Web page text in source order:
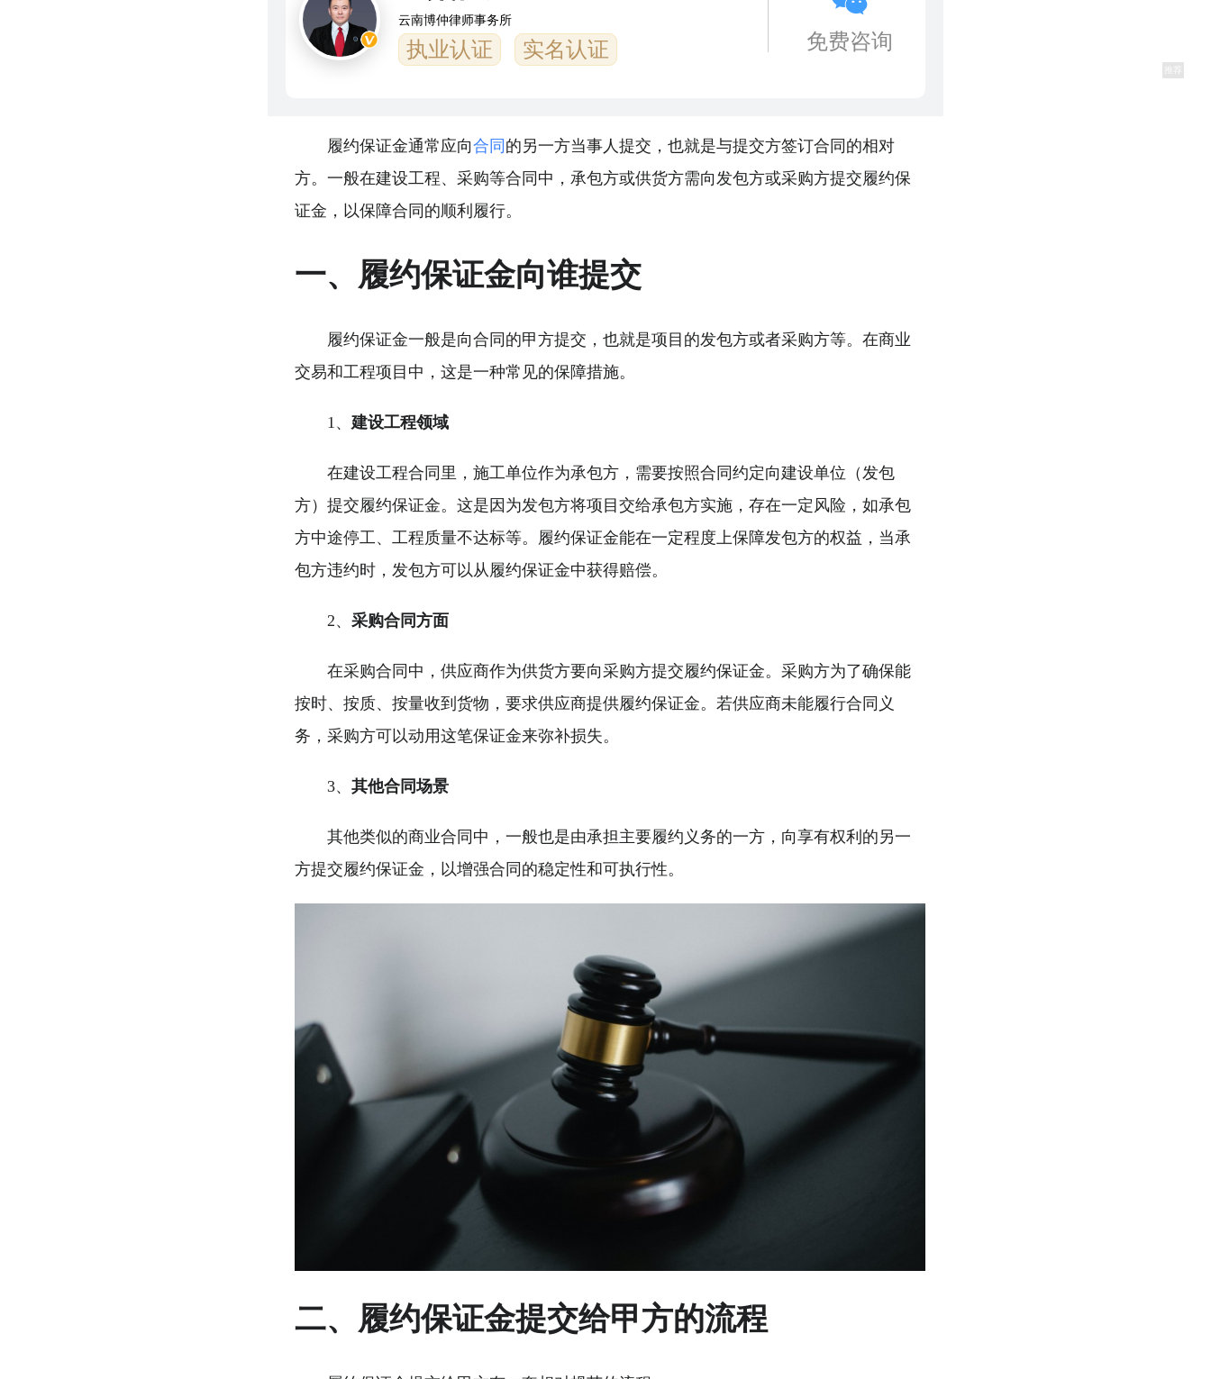
云南博仲律师事务所
执业认证 实名认证 免费咨询
履约保证金通常应向合同 的另一方当事人提交，也就是与提交方签订合同的相对
方。一般在建设工程、采购等合同中，承包方或供货方需向发包方或采购方提交履约保
证金，以保障合同的顺利履行。
一、履约保证金向谁提交
履约保证金一般是向合同的甲方提交，也就是项目的发包方或者采购方等。在商业
交易和工程项目中，这是一种常见的保障措施。
1、 建设工程领域
在建设工程合同里，施工单位作为承包方，需要按照合同约定向建设单位（发包
方）提交履约保证金。这是因为发包方将项目交给承包方实施，存在一定风险，如承包
方中途停工、工程质量不达标等。履约保证金能在一定程度上保障发包方的权益，当承
包方违约时，发包方可以从履约保证金中获得赔偿。
2、 采购合同方面
在采购合同中，供应商作为供货方要向采购方提交履约保证金。采购方为了确保能
按时、按质、按量收到货物，要求供应商提供履约保证金。若供应商未能履行合同义
务，采购方可以动用这笔保证金来弥补损失。
3、 其他合同场景
其他类似的商业合同中，一般也是由承担主要履约义务的一方，向享有权利的另一
方提交履约保证金，以增强合同的稳定性和可执行性。
二、履约保证金提交给甲方的流程